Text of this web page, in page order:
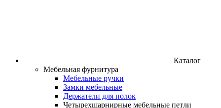
Каталог
Мебельная фурнитура
Мебельные ручки
Замки мебельные
Держатели для полок
Четырехшарнирные мебельные петли